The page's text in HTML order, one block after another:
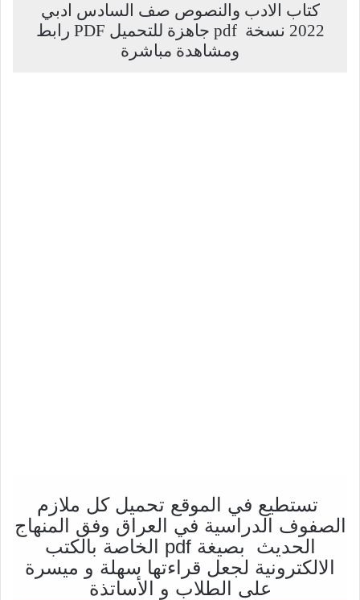
كتاب الادب والنصوص صف السادس ادبي
2022 نسخة pdf جاهزة للتحميل PDF رابط
ومشاهدة مباشرة
تستطيع في الموقع تحميل كل ملازم
الصفوف الدراسية في العراق وفق المنهاج
الحديث بصيغة pdf الخاصة بالكتب
الالكترونية لجعل قراءتها سهلة و ميسرة
على الطلاب و الأساتذة